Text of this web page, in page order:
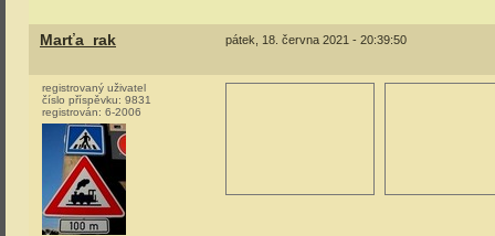
Marťa_rak pátek, 18. června 2021 - 20:39:50
registrovaný uživatel
číslo příspěvku: 9831
registrován: 6-2006